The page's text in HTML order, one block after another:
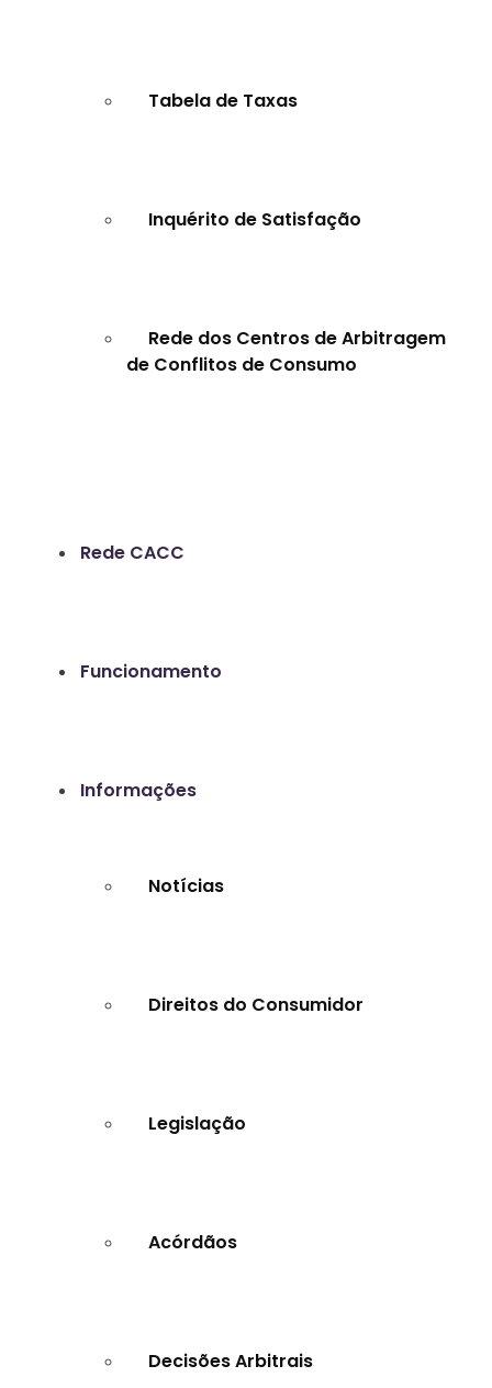
Tabela de Taxas
Inquérito de Satisfação
Rede dos Centros de Arbitragem
de Conflitos de Consumo
Rede CACC
Funcionamento
Informações
Notícias
Direitos do Consumidor
Legislação
Acórdãos
Decisões Arbitrais